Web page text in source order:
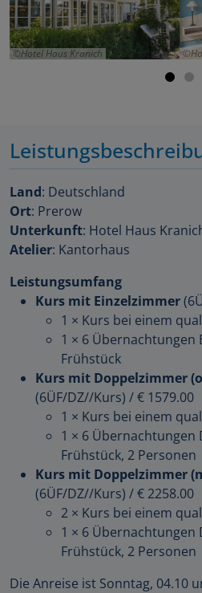
Hotel Haus Kranich
Land: Deutschland
Ort: Prerow
Unterkunft: Hotel Haus
Atelier: Kantorhaus
Leistungsumfang
Kurs mit Einzelzimmer
1 × Kurs bei einem
1 × 6 Übernachtungen
Frühstück
Kurs mit Doppelzimmer
(6ÜF/DZ//Kurs) /€ 1579.00
1 × Kurs bei einem
1 × 6
Frühstück, 2 Personen
Kurs mit Doppelzimmer
(6ÜF/DZ//Kurs) /€ 2258.00
2 × Kurs bei einem
1 × 6
Frühstück, 2 Personen
Die Anreise ist Sonntag, 04.10